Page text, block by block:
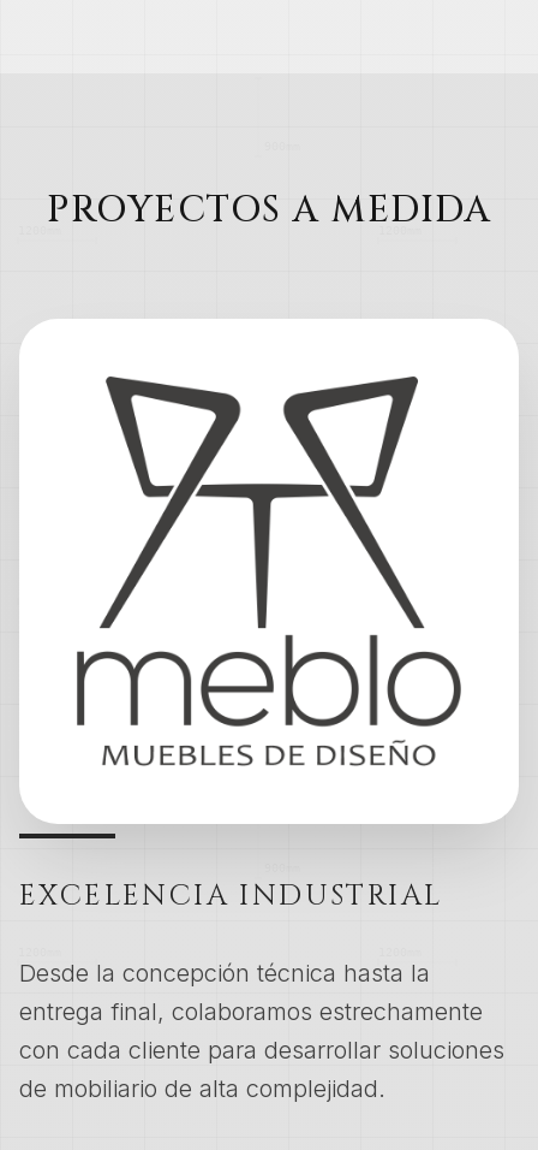
PROYECTOS A MEDIDA
EXCELENCIA INDUSTRIAL
Desde la concepción técnica hasta la
entrega final, colaboramos estrechamente
con cada cliente para desarrollar soluciones
de mobiliario de alta complejidad.